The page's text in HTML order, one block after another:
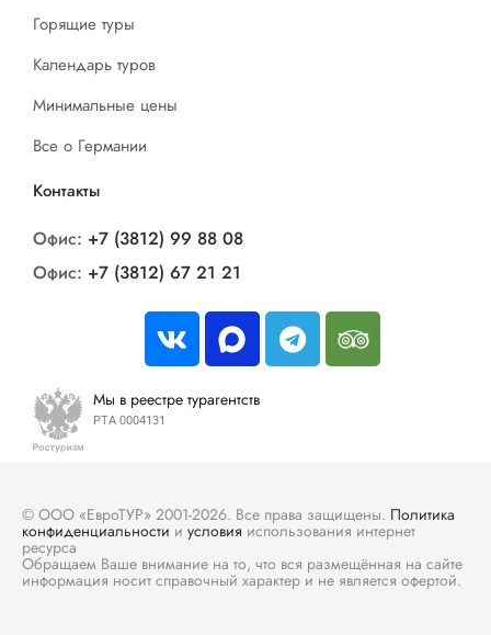
Горящие туры
Календарь туров
Минимальные цены
Все о Германии
Контакты
Офис: +7 (3812) 99 88 08
Офис: +7 (3812) 67 21 21
Мы в реестре турагентств
РТА 0004131
© ООО «ЕвроТУР» 2001-2026. Все права защищены. Политика
конфиденциальности и условия использования интернет
ресурса
Обращаем Ваше внимание на то, что вся размещённая на сайте
информация носит справочный характер и не является офертой.